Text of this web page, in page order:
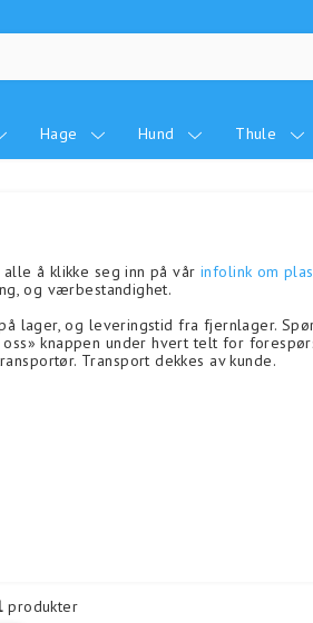
Hage Hund Thule
å klikke seg inn på vårinfolink om
og værbestandighet.
lager, og leveringstid fra fjernlager.
knappen under hvert telt for
Transport dekkes av kunde.
produkter